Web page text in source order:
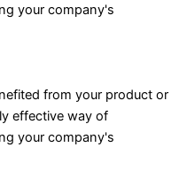
your company's
from your product or
effective way of
your company's